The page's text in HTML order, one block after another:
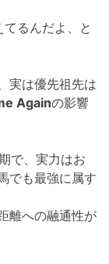
るんだよ、と
実は優先祖先は
Againの影響
で、実力はお
でも最強に属す
離への融通性が